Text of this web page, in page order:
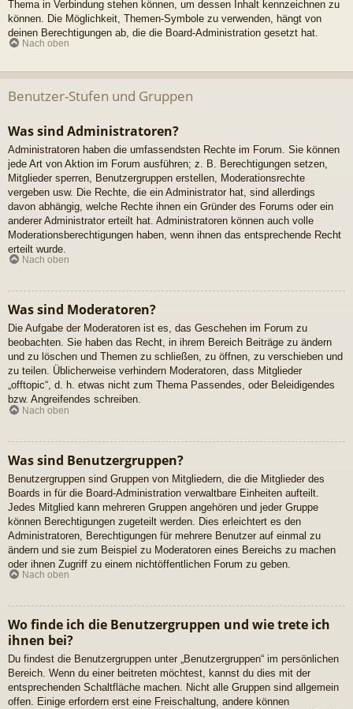
Thema in Verbindung stehen können, um dessen Inhalt kennzeichnen zu
können. Die Möglichkeit, Themen-Symbole zu verwenden, hängt von
deinen Berechtigungen ab, die die Board-Administration gesetzt hat.
Nach oben
Benutzer-Stufen und Gruppen
Was sind Administratoren?
Administratoren haben die umfassendsten Rechte im Forum. Sie können
jede Art von Aktion im Forum ausführen; z. B. Berechtigungen setzen,
Mitglieder sperren, Benutzergruppen erstellen, Moderationsrechte
vergeben usw. Die Rechte, die ein Administrator hat, sind allerdings
davon abhängig, welche Rechte ihnen ein Gründer des Forums oder ein
anderer Administrator erteilt hat. Administratoren können auch volle
Moderationsberechtigungen haben, wenn ihnen das entsprechende Recht
erteilt wurde.
Nach oben
Was sind Moderatoren?
Die Aufgabe der Moderatoren ist es, das Geschehen im Forum zu
beobachten. Sie haben das Recht, in ihrem Bereich Beiträge zu ändern
und zu löschen und Themen zu schließen, zu öffnen, zu verschieben und
zu teilen. Üblicherweise verhindern Moderatoren, dass Mitglieder
„offtopic“, d. h. etwas nicht zum Thema Passendes, oder Beleidigendes
bzw. Angreifendes schreiben.
Nach oben
Was sind Benutzergruppen?
Benutzergruppen sind Gruppen von Mitgliedern, die die Mitglieder des
Boards in für die Board-Administration verwaltbare Einheiten aufteilt.
Jedes Mitglied kann mehreren Gruppen angehören und jeder Gruppe
können Berechtigungen zugeteilt werden. Dies erleichtert es den
Administratoren, Berechtigungen für mehrere Benutzer auf einmal zu
ändern und sie zum Beispiel zu Moderatoren eines Bereichs zu machen
oder ihnen Zugriff zu einem nichtöffentlichen Forum zu geben.
Nach oben
Wo finde ich die Benutzergruppen und wie trete ich
ihnen bei?
Du findest die Benutzergruppen unter „Benutzergruppen“ im persönlichen
Bereich. Wenn du einer beitreten möchtest, kannst du dies mit der
entsprechenden Schaltfläche machen. Nicht alle Gruppen sind allgemein
offen. Einige erfordern erst eine Freischaltung, andere können